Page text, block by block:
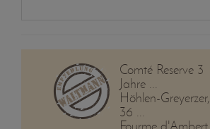
Comté Reserve 3
Jahre ...
Höhlen-Greyerzer,
36 ...